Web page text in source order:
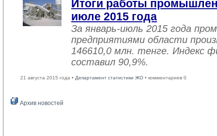
Итоги работы
июле 2015 года
За январь-июль 2015 года
предприятиями области
146610,0 млн. тенге. Индекс
составил 90,9%.
21 августа 2015 года • Департамент статистики ЖО • комментариев 0
Архив новостей